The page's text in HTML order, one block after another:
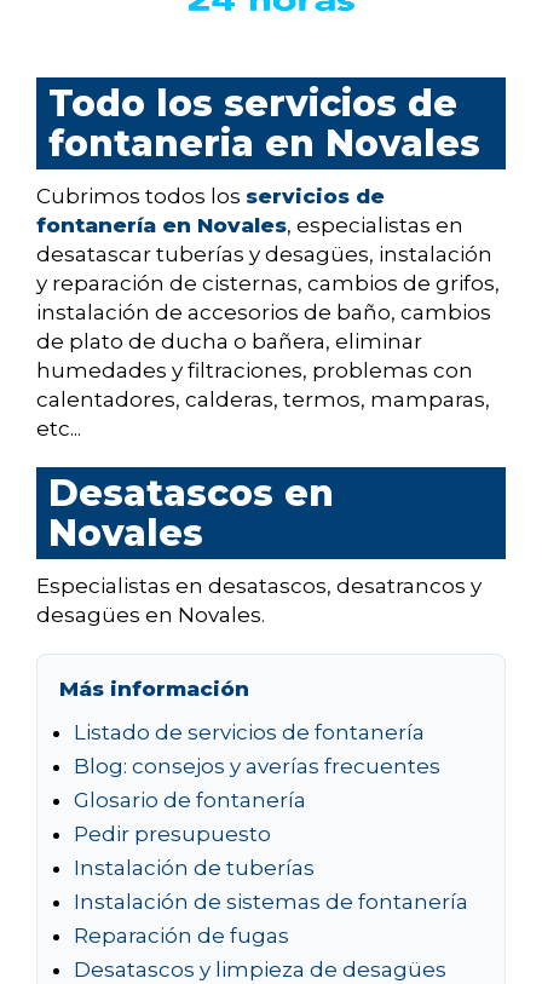
Todo los servicios de
fontaneria en Novales
Cubrimos todos los servicios de
fontanería en Novales, especialistas en
desatascar tuberías y desagües, instalación
y reparación de cisternas, cambios de grifos,
instalación de accesorios de baño, cambios
de plato de ducha o bañera, eliminar
humedades y filtraciones, problemas con
calentadores, calderas, termos, mamparas,
etc...
Desatascos en
Novales
Especialistas en desatascos, desatrancos y
desagües en Novales.
Más información
Listado de servicios de fontanería
Blog: consejos y averías frecuentes
Glosario de fontanería
Pedir presupuesto
Instalación de tuberías
Instalación de sistemas de fontanería
Reparación de fugas
Desatascos y limpieza de desagües